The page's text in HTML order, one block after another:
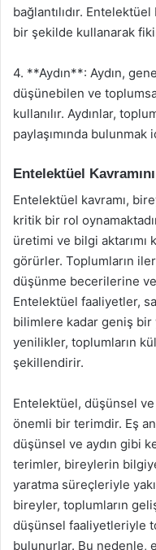
bağlantılıdır.
bir şekilde kullanarak
4. **Aydın**: Aydın,
düşünebilen ve
kullanılır. Aydınlar,
paylaşımında
Entelektüel
Entelektüel kavramı,
kritik bir rol
üretimi ve bilgi
görürler. Toplumların
düşünme becerilerine
Entelektüel faaliyetler,
bilimlere kadar geniş bir
yenilikler, toplumların
şekillendirir.
Entelektüel, düşünsel
önemli bir terimdir. Eş
düşünsel ve aydın gibi
terimler, bireylerin
yaratma süreçleriyle
bireyler, toplumların
düşünsel faaliyetleriyle
bulunurlar. Bu nedenle,